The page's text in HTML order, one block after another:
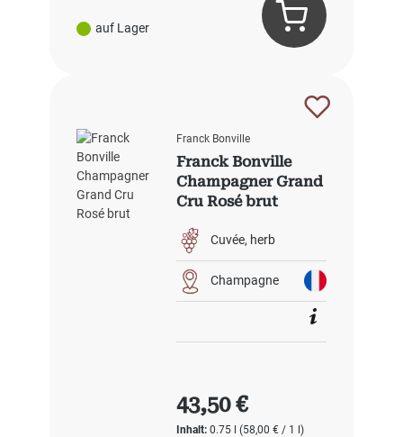
auf Lager
Franck Bonville
Franck Bonville
Champagner Grand
Cru Rosé brut
Cuvée herb
Champagne
Inhalt:0.75 l(58,00 € / 1 l)
Regulärer Preis:
43,50 €